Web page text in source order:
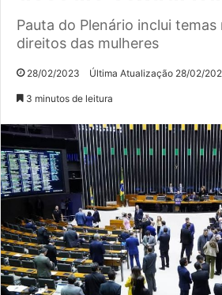
Pauta do Plenário inclui
direitos das mulheres
28/02/2023 Última Atualização 28/02/
3 minutos de leitura